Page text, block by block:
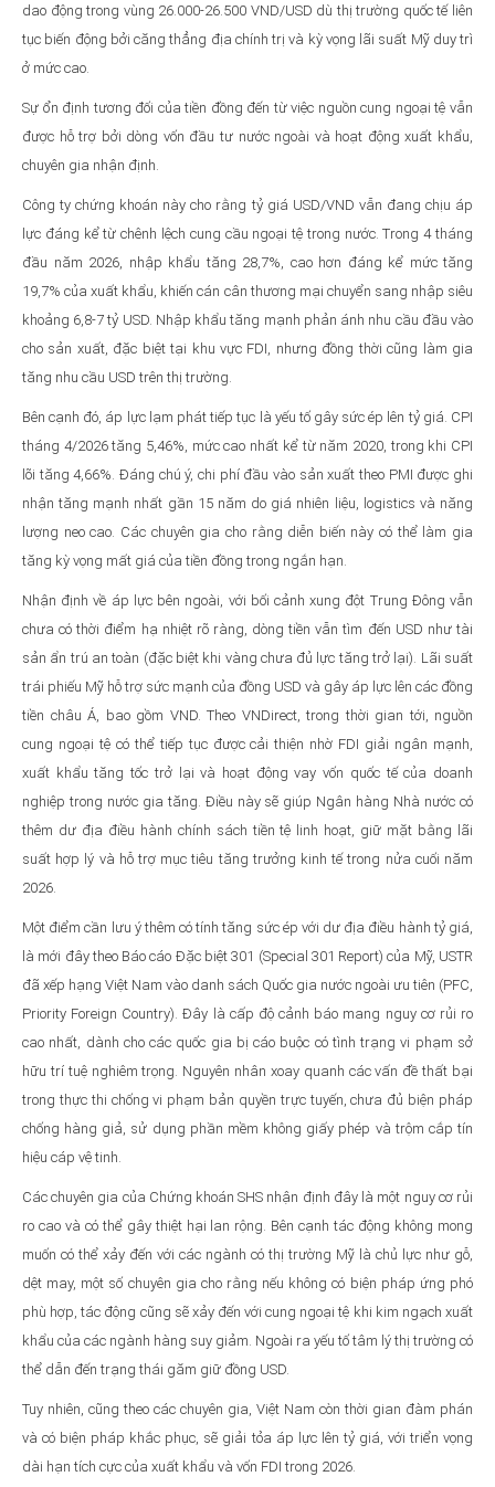
dao động trong vùng 26.000-26.500 VND/USD dù thị trường quốc tế liên
tục biến động bởi căng thẳng địa chính trị và kỳ vọng lãi suất Mỹ duy trì
ở mức cao.
Sự ổn định tương đối của tiền đồng đến từ việc nguồn cung ngoại tệ vẫn
được hỗ trợ bởi dòng vốn đầu tư nước ngoài và hoạt động xuất khẩu,
chuyên gia nhận định.
Công ty chứng khoán này cho rằng tỷ giá USD/VND vẫn đang chịu áp
lực đáng kể từ chênh lệch cung cầu ngoại tệ trong nước. Trong 4 tháng
đầu năm 2026, nhập khẩu tăng 28,7%, cao hơn đáng kể mức tăng
19,7% của xuất khẩu, khiến cán cân thương mại chuyển sang nhập siêu
khoảng 6,8-7 tỷ USD. Nhập khẩu tăng mạnh phản ánh nhu cầu đầu vào
cho sản xuất, đặc biệt tại khu vực FDI, nhưng đồng thời cũng làm gia
tăng nhu cầu USD trên thị trường.
Bên cạnh đó, áp lực lạm phát tiếp tục là yếu tố gây sức ép lên tỷ giá. CPI
tháng 4/2026 tăng 5,46%, mức cao nhất kể từ năm 2020, trong khi CPI
lõi tăng 4,66%. Đáng chú ý, chi phí đầu vào sản xuất theo PMI được ghi
nhận tăng mạnh nhất gần 15 năm do giá nhiên liệu, logistics và năng
lượng neo cao. Các chuyên gia cho rằng diễn biến này có thể làm gia
tăng kỳ vọng mất giá của tiền đồng trong ngắn hạn.
Nhận định về áp lực bên ngoài, với bối cảnh xung đột Trung Đông vẫn
chưa có thời điểm hạ nhiệt rõ ràng, dòng tiền vẫn tìm đến USD như tài
sản ẩn trú an toàn (đặc biệt khi vàng chưa đủ lực tăng trở lại). Lãi suất
trái phiếu Mỹ hỗ trợ sức mạnh của đồng USD và gây áp lực lên các đồng
tiền châu Á, bao gồm VND. Theo VNDirect, trong thời gian tới, nguồn
cung ngoại tệ có thể tiếp tục được cải thiện nhờ FDI giải ngân mạnh,
xuất khẩu tăng tốc trở lại và hoạt động vay vốn quốc tế của doanh
nghiệp trong nước gia tăng. Điều này sẽ giúp Ngân hàng Nhà nước có
thêm dư địa điều hành chính sách tiền tệ linh hoạt, giữ mặt bằng lãi
suất hợp lý và hỗ trợ mục tiêu tăng trưởng kinh tế trong nửa cuối năm
2026.
Một điểm cần lưu ý thêm có tính tăng sức ép với dư địa điều hành tỷ giá,
là mới đây theo Báo cáo Đặc biệt 301 (Special 301 Report) của Mỹ, USTR
đã xếp hạng Việt Nam vào danh sách Quốc gia nước ngoài ưu tiên (PFC,
Priority Foreign Country). Đây là cấp độ cảnh báo mang nguy cơ rủi ro
cao nhất, dành cho các quốc gia bị cáo buộc có tình trạng vi phạm sở
hữu trí tuệ nghiêm trọng. Nguyên nhân xoay quanh các vấn đề thất bại
trong thực thi chống vi phạm bản quyền trực tuyến, chưa đủ biện pháp
chống hàng giả, sử dụng phần mềm không giấy phép và trộm cắp tín
hiệu cáp vệ tinh.
Các chuyên gia của Chứng khoán SHS nhận định đây là một nguy cơ rủi
ro cao và có thể gây thiệt hại lan rộng. Bên cạnh tác động không mong
muốn có thể xảy đến với các ngành có thị trường Mỹ là chủ lực như gỗ,
dệt may, một số chuyên gia cho rằng nếu không có biện pháp ứng phó
phù hợp, tác động cũng sẽ xảy đến với cung ngoại tệ khi kim ngạch xuất
khẩu của các ngành hàng suy giảm. Ngoài ra yếu tố tâm lý thị trường có
thể dẫn đến trạng thái găm giữ đồng USD.
Tuy nhiên, cũng theo các chuyên gia, Việt Nam còn thời gian đàm phán
và có biện pháp khắc phục, sẽ giải tỏa áp lực lên tỷ giá, với triển vọng
dài hạn tích cực của xuất khẩu và vốn FDI trong 2026.